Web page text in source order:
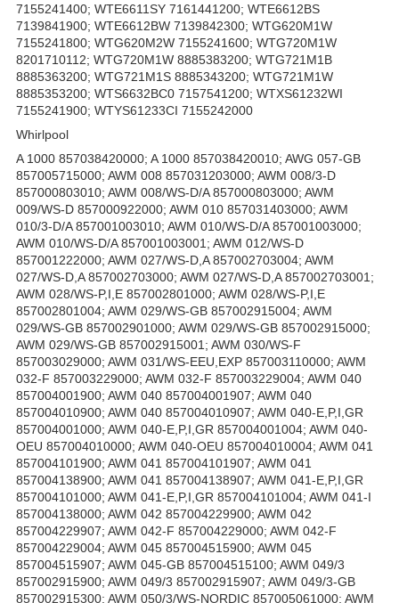
7155241400; WTE6611SY 7161441200; WTE6612BS
7139841900; WTE6612BW 7139842300; WTG620M1W
7155241800; WTG620M2W 7155241600; WTG720M1W
8201710112; WTG720M1W 8885383200; WTG721M1B
8885363200; WTG721M1S 8885343200; WTG721M1W
8885353200; WTS6632BC0 7157541200; WTXS61232WI
7155241900; WTYS61233CI 7155242000
Whirlpool
A 1000 857038420000; A 1000 857038420010; AWG 057-GB 857005715000; AWM 008 857031203000; AWM 008/3-D 857000803010; AWM 008/WS-D/A 857000803000; AWM 009/WS-D 857000922000; AWM 010 857031403000; AWM 010/3-D/A 857001003010; AWM 010/WS-D/A 857001003000; AWM 010/WS-D/A 857001003001; AWM 012/WS-D 857001222000; AWM 027/WS-D,A 857002703004; AWM 027/WS-D,A 857002703000; AWM 027/WS-D,A 857002703001; AWM 028/WS-P,I,E 857002801000; AWM 028/WS-P,I,E 857002801004; AWM 029/WS-GB 857002915004; AWM 029/WS-GB 857002901000; AWM 029/WS-GB 857002915000; AWM 029/WS-GB 857002915001; AWM 030/WS-F 857003029000; AWM 031/WS-EEU,EXP 857003110000; AWM 032-F 857003229000; AWM 032-F 857003229004; AWM 040 857004001900; AWM 040 857004001907; AWM 040 857004010900; AWM 040 857004010907; AWM 040-E,P,I,GR 857004001000; AWM 040-E,P,I,GR 857004001004; AWM 040-OEU 857004010000; AWM 040-OEU 857004010004; AWM 041 857004101900; AWM 041 857004101907; AWM 041 857004138900; AWM 041 857004138907; AWM 041-E,P,I,GR 857004101000; AWM 041-E,P,I,GR 857004101004; AWM 041-I 857004138000; AWM 042 857004229900; AWM 042 857004229907; AWM 042-F 857004229000; AWM 042-F 857004229004; AWM 045 857004515900; AWM 045 857004515907; AWM 045-GB 857004515100; AWM 049/3 857002915900; AWM 049/3 857002915907; AWM 049/3-GB 857002915300; AWM 050/3/WS-NORDIC 857005061000; AWM 050/4 857005061011; AWM 050/4/WS-NORDIC 857005061010; AWM 051/3/WS-NORDIC 857005161000; AWM 051/4 857005161011; AWM 051/4/WS-NORDIC 857005161010; AWM 052/3/WS-NORDIC 857005261000; AWM 052/4 857005261011; AWM 052/4/WS-NORDI 857005261010; AWM 1000 EX 857061001500; AWM 1000 EX 857061001503; AWM 1000 EX 857061010503; AWM 1000 EX 857061010504; AWM 1000 EX 857061022500; AWM 1000 EX 857061022503; AWM 1001 857010015007; AWM 1001 857010015000; AWM 1001 857010015004; AWM 1003 857010015440; AWM 1003 857010015447; AWM 1003/5 857010015550; AWM 1003/5 857010015557; AWM 1004 857010015400; AWM 1004 857010015404; AWM 1004 857010015407; AWM 1004/4 857010015490; AWM 1004/4 857010015497; AWM 160 857055638930; AWM 180 857055638940; AWM 201/3/WS-CH 857004216010; AWM 202/3/WS-CH 857004316010; AWM 202/WS-CH 857004316001; AWM 207/WS-F 857003629000; AWM 208 857020829000; AWM 208 857020829100; AWM 209 857020929000; AWM 209 857020929100; AWM 210 857021029000; AWM 210 857021029100; AWM 210 857021029200; AWM 228 857022838020; AWM 228/3 857022838030; AWM 228/3 857022838031; AWM 228/A 857022838040; AWM 232 857023218001; AWM 232 857023238010; AWM 232/3 857023238020; AWM 232/3 857023238021; AWM 232/A 857023218010; AWM 232/A 857023238030; AWM 235/3 857023501020; AWM 235/3 857023501021; AWM 236 857023638010; AWM 237/1 857023701010; AWM 238 857023801100; AWM 238/3 857023801110; AWM 238/3 857023801111; AWM 238/A 857023801120; AWM 240 857024042001; AWM 241 857024138100; AWM 241 857024138200; AWM 241/C 857024101000; AWM 246/3 857024661010; AWM 246/3 857024674011; AWM 248/3 857024810020; AWM 248/3 857024810021; AWM 249/3 857024910000; AWM 249/3 857024910001; AWM 251/3 857025142010; AWM 251/3 857025142011; AWM 254/1 857025461110; AWM 255/1 857025561110; AWM 255/1/WS-NORDIC 857002361001; AWM 256 857025618000; AWM 256 857025529000; AWM 256 857025529003; AWM 256 857025529004; AWM 256/1 857025661110; AWM 256/1/WS-NORDIC 857002461001; AWM 266 857026661000; AWM 274/1/WS-B 857003120000; AWM 274/1/WS-B 857003120001; AWM 274/3 857027420120; AWM 274/3 857027420121; AWM 274/3/WS-B 857003120010; AWM 275/3 857027501210; AWM 276 857027629000; AWM 276 857027629003; AWM 276 857027629004; AWM 276 B 857027620300; AWM 276/3 857027620210; AWM 276B 857027620301; AWM 277/3 857027720210; AWM 277/WS-B 857003420000; AWM 278 857027818000; AWM 278/1/WS-B,NL 857003201000; AWM 278/1/WS-B,NL 857003201001; AWM 278/3 857027801120; AWM 278/3 857027801121; AWM 278/3 857027818010; AWM 278/3 857027818011; AWM 278/3/WS-B,NL 857003201010; AWM 278/A 857027818020; AWM 279 857027901200; AWM 279/3 857027901210; AWM 279/3 857027901211; AWM 279/3/WS-B,NL 857001701010; AWM 279/WS-B,NL 857001701001; AWM 280 857028020000; AWM 285/3 857028553010; AWM 285/3 857028553011; AWM 287 857027629100; AWM 287 857027629103; AWM 287 857027629104; AWM 287/3 857028763000; AWM 287/3 857028763001; AWM 295/3 857029553010; AWM 295/3 857029553011; AWM 296/3 857029685010; AWM 296/3 857029685011; AWM 298 857029838000; AWM 298/3 857029838010; AWM 298/3 857029838011; AWM 298/A 857029838020; AWM 299 857029938000; AWM 299/3 857029938010; AWM 299/3 857029938011; AWM 299/A 857029938020; AWM 3000 857030015000; AWM 3000 857030015004; AWM 3000 857030015007; AWM 3000/1 857030015400; AWM 3000/1 857030015407; AWM 3000/5 857030015500; AWM 3000/5 857030015507; AWM 307/3 857030763000; AWM 307/3 857030763001; AWM 3072 857050745600; AWM 3072 857050745603; AWM 3072 857050745604; AWM 308 857030838000; AWM 308/3 857030838010; AWM 308/3 857030838011; AWM 308/A 857030838020; AWM 3080 857050845500; AWM 3080 857050845503; AWM 3080 857050845000; AWM 3081 857030845600; AWM 3081 857030845603; AWM 3082 857050845600; AWM 3082 857050845603; AWM 3082 857050845604; AWM 310/A 857031020000; AWM 3100 857031003000; AWM 3100 857031003003; AWM 3100 857051045500; AWM 3100 857051045503; AWM 3100 857051045504; AWM 3100 857031003004; AWM 3100 857031003007; AWM 3100 857031020800; AWM 3100 857031020801; AWM 3100 857031020804; AWM 3100 857051045000; AWM 3102 857051045603; AWM 3102 857051045604; AWM 3102 857051045600; AWM 315 857031528000; AWM 315 857031528003; AWM 315 857031528004; AWM 321 AL 857032115100; AWM 321/3 857032115010; AWM 321/3AL 857032115110; AWM 323 AL 857032315100; AWM 323-GB 857004515000; AWM 323/3 857032315010; AWM 323/3 857032315011; AWM 323/3AL 857032315110; AWM 323/3AL 857032315111; AWM 323/4 857032326000; AWM 3278 857034263000; AWM 3288 857034363000; AWM 332 857033201001; AWM 332/A 857033201010; AWM 334/3 857033401010; AWM 337/3 857033715000; AWM 337/3 857033715001; AWM 338/3 857033885010; AWM 338/3 857033885011; AWM 339 857033918000; AWM 339 857033918001; AWM 339/A 857033918010; AWM 347 857034715000; AWM 365 857036503000; AWM 366 857036603000; AWM 366/3 857036603010; AWM 368 857036820000; AWM 368/3 857036820010; AWM 370 857037015000; AWM 372/A 857037201000; AWM 373 857037315000; AWM 376/A 857037620000; AWM 377/A 857037701000; AWM 378/A 857037801000; AWM 406 857040629000; AWM 407 857040729000; AWM 407 857040729001; AWM 408 857040829000; AWM 408 857040829001; AWM 4100 857041020000; AWM 4100 857041020001; AWM 4100 857041020004; AWM 4100 857041020007; AWM 4100 857042129000; AWM 4100 857042129001; AWM 4201 857042229000; AWM 4201 857042229001; AWM 428 857042829000; AWM 4300 857042329000; AWM 4300 857042329001; AWM 4400 857042429000; AWM 4400 857042429001; AWM 4500 857042729000; AWM 4500 857042729002; AWM 5010 857050129000; AWM 5010 857050129003; AWM 5010 857050129004; AWM 5050 857050586200; AWM 5050 857050586300; AWM 5050 857050586203; AWM 5050 857050586204; AWM 5050 857050586301; AWM 5060 857050686000; AWM 5060 857050686003; AWM 5060 857050686004; AWM 5060/2 857050618040; AWM 5060/2 857050618043; AWM 5060/3 857050618090; AWM 5060/3 857050618091; AWM 5060/3 857050638390; AWM 5060/3 857050638391; AWM 5060/4 857050601000; AWM 5060/4 857050601001; AWM 5062 857050638100; AWM 5062/2 857050638810; AWM 5062/2 857050638813; AWM 5062/2 857050638814; AWM 5062/2 857050638816; AWM 5062/2 857050638817; AWM 5064 857050638700; AWM 5064/2 857050638910; AWM 5064/2 857050638913; AWM 5064/2 857050638914; AWM 5065 857050685100; AWM 5065 857050685101; AWM 5065 857050685106; AWM 5065 857050685107; AWM 5065 857050649900; AWM 5066 857050638300; AWM 5066 857050638303; AWM 5066 857050638304; AWM 5068 857050638500; AWM 5068/2 857050638510; AWM 5068/2 857050638513; AWM 5068/2 857050638514; AWM 508 857050818200; AWM 508 857050818201; AWM 508 857050818203; AWM 508 857050818204; AWM 508/1 857050818080; AWM 508/1 857050818083; AWM 508/2 857050818090; AWM 508/3 857050818180; AWM 508/3 857050818181; AWM 5080 857050818000; AWM 5080 857050818003; AWM 5080 857050818004; AWM 5080 857050842000; AWM 5080 857050842003; AWM 5080 857050842004; AWM 5080 857050816000; AWM 5080 857050816003; AWM 5080 857050829000; AWM 5080 857050885000; AWM 5080 857050885003; AWM 5080/1 857050863130; AWM 5080/1 857050863131; AWM 5080/1 857050885100; AWM 5080/1 857050885101; AWM 5080/1 857050885106; AWM 5080/1 (857050885107); AWM 5080/2 (857050818030); AWM 5080/2 (857050818033); AWM 5080/3 (857050818350); AWM 5080/3 (857050818351); AWM 5080/3 (857050861900); AWM 5080/3 (857050861903); AWM 5080/3 (857050861910); AWM 5080/4 (857050861920); AWM 5080/4 (857050861921); AWM 5082 (857050829200); AWM 5082 (857050829203); AWM 5082 (857050829204); AWM 5083 (857050838000); AWM 5083/2 (857050838500); AWM 5083/2 (857050838503); AWM 5083/2 (857050838504); AWM 5083/2 (857050838506); AWM 5083/2 (857050838507); AWM 5084 (857050838300); AWM 5084/2 (857050838900); AWM 5084/2 (857050838903); AWM 5084/2 (857050838904); AWM 5085 (857050810200); AWM 5085 (857050810201); AWM 5085 (857050810203); AWM 5085 (857050818100); AWM 5085 (857050818103); AWM 5085 (857050810204); AWM 5085 (857050810205); AWM 5085/1 (857050818150); AWM 5085/1 (857050818151); AWM 5086 (857050838100); AWM 5087 (857050886000); AWM 5087 (857050886003); AWM 5087 (857050886004); AWM 5087 (857050829100); AWM 5087/1 (857050886100); AWM 5087/1 (857050886103); AWM 5087/1 (857050886104); AWM 5088 (857050838200); AWM 5088/2 (857050838810); AWM 5088/2 (857050838813); AWM 5088/2 (857050838814); AWM 5089 (857058029000); AWM 5089 (857058029003); AWM 5089 (857058029004); AWM 509 (857050918200); AWM 509 (857050918203); AWM 5090 (857050986000); AWM 5090 (857050986003); AWM 5090 (857050986004); AWM 5090 (857050929000); AWM 5090 (857050972000); AWM 5090 (857050972003); AWM 5090 (857050972004); AWM 5090/1 (857050986100); AWM 5090/1 (857050986103); AWM 5090/1 (857050986104); AWM 5093 (857050929100); AWM 5093 (857050929103); AWM 5093 (857050929104); AWM 510 (857051018053); AWM 510 (857051018200); AWM 510 (857051018203); AWM 510/1 (857051018080); AWM 510/1 (857051018083); AWM 510/3 (857